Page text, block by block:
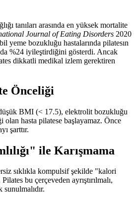
tanıları arasında en yüksek mortalite
Journal of Eating Disorders 2020
yeme bozukluğu hastalarında pilatesın
%24 iyileştirdiğini gösterdi. Ancak
dikkatli medikal izlem gerektiren
Önceliği
BMI (< 17.5), elektrolit bozukluğu
hasta pilatese başlayamaz. Önce
şarttır.
ile Karışmama
sıklıkla kompulsif şekilde "kalori
bu çerçeveden ayrıştırılmalı,